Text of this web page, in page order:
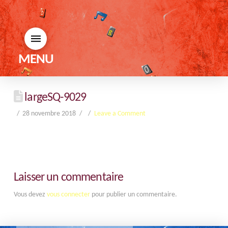
MENU
largeSQ-9029
28 novembre 2018 Leave a Comment
Laisser un commentaire
Vous devez vous connecterpour publier un commentaire.